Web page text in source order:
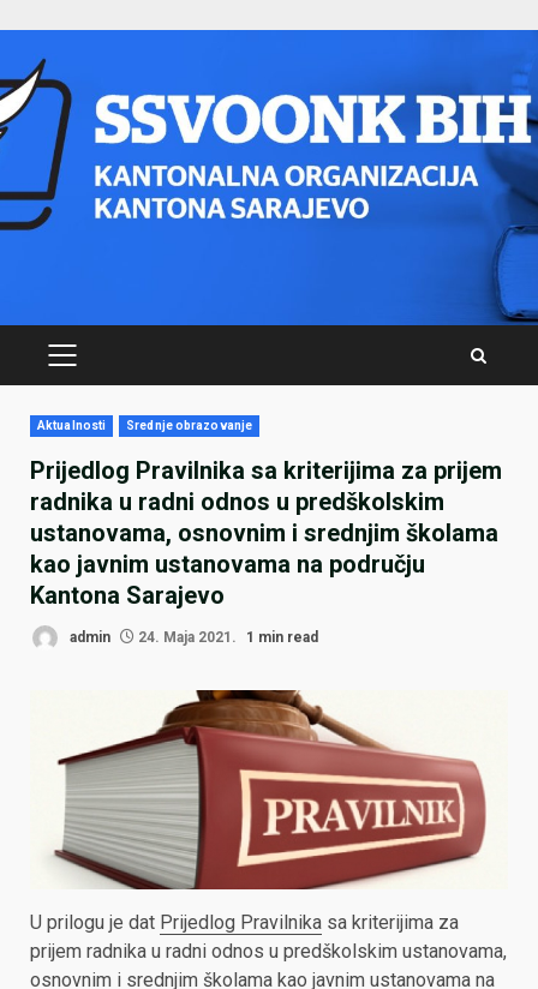
content
PRIMARY
Aktualnosti Srednje obrazovanje
Prijedlog Pravilnika sa kriterijima za prijem
radnika u radni odnos u predškolskim
ustanovama, osnovnim i srednjim školama
kao javnim ustanovama na području
Kantona Sarajevo
admin 24. Maja 2021. 1 min read
U prilogu je dat Prijedlog Pravilnika sa kriterijima za
prijem radnika u radni odnos u predškolskim ustanovama,
osnovnim i srednjim školama kao javnim ustanovama na